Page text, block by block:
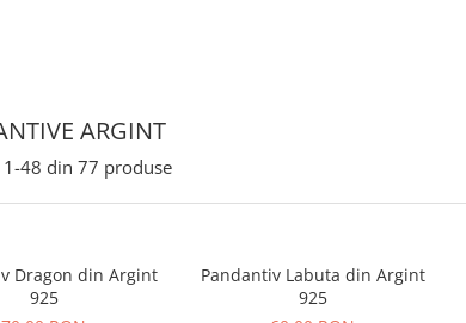
ARGINT
1-48 din 77 produse
Dragon din Argint
925
Pandantiv Labuta din Argint
925